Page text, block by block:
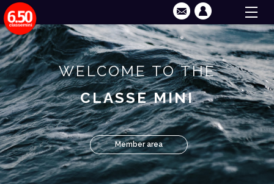
WELCOME TO THE
CLASSE MINI
Member area